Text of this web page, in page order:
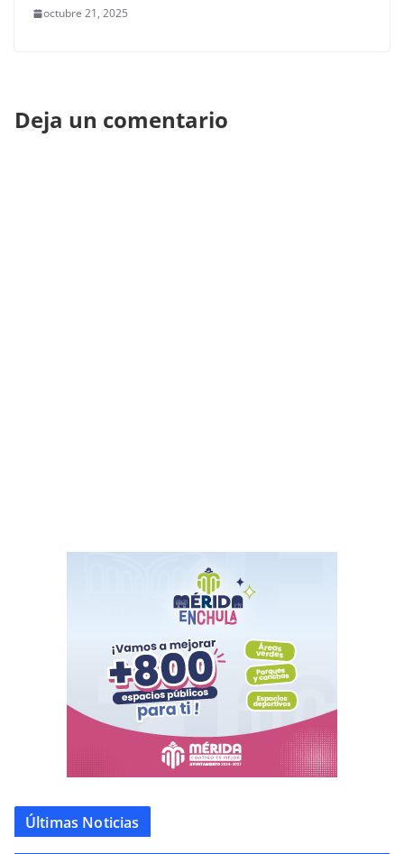
octubre 21, 2025
Deja un comentario
Últimas Noticias